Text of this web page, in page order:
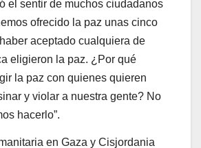
el sentir de muchos ciudadanos
ofrecido la paz unas cinco
aceptado cualquiera de
eligieron la paz. ¿Por qué
la paz con quienes quieren
y violar a nuestra gente? No
hacerlo”.
en Gaza y Cisjordania